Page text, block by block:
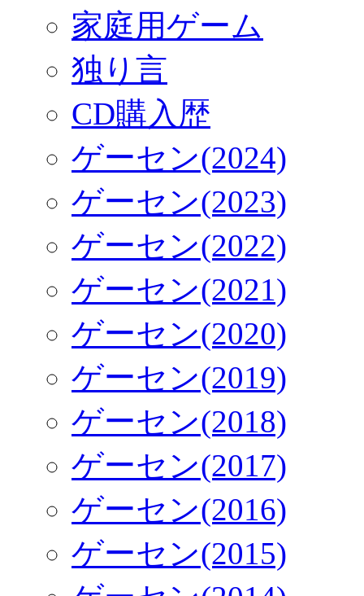
家庭用ゲーム
独り言
CD購入歴
ゲーセン(2024)
ゲーセン(2023)
ゲーセン(2022)
ゲーセン(2021)
ゲーセン(2020)
ゲーセン(2019)
ゲーセン(2018)
ゲーセン(2017)
ゲーセン(2016)
ゲーセン(2015)